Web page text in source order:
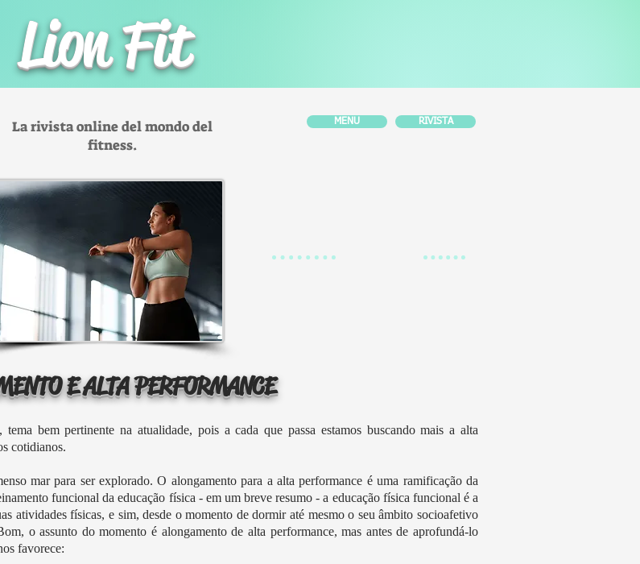
Lion Fit
La rivista online del mondo del
fitness.
MENU RIVISTA
E ALTA PERFORMANCE
bem pertinente na atualidade, pois a cada que passa estamos buscando mais a alta
cotidianos.
mar para ser explorado. O alongamento para a alta performance é uma ramificação da
funcional da educação física - em um breve resumo - a educação física funcional é a
atividades físicas, e sim, desde o momento de dormir até mesmo o seu âmbito socioafetivo
o assunto do momento é alongamento de alta performance, mas antes de aprofundá-lo
favorece: